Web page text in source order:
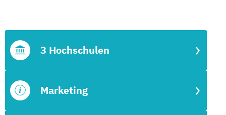
Marketing
3 Hochschulen